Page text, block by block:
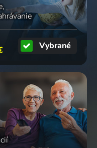
Vybrané